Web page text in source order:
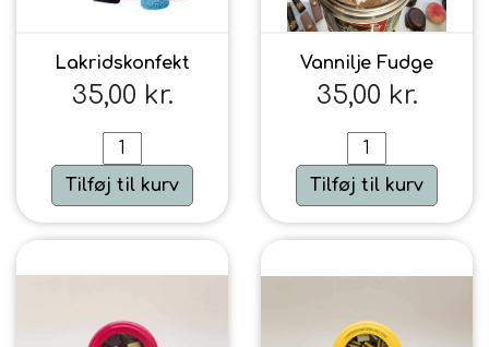
Lakridskonfekt
35,00 kr.
Tilføj til kurv
Vannilje Fudge
35,00 kr.
Tilføj til kurv